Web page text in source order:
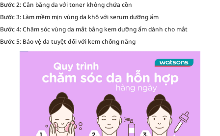
Bước 2: Cân bằng da với toner không chứa cồn
Bước 3: Làm mềm mịn vùng da khô với serum dưỡng ẩm
Bước 4: Chăm sóc vùng da mắt bằng kem dưỡng ẩm dành cho mắt
Bước 5: Bảo vệ da tuyệt đối với kem chống nắng